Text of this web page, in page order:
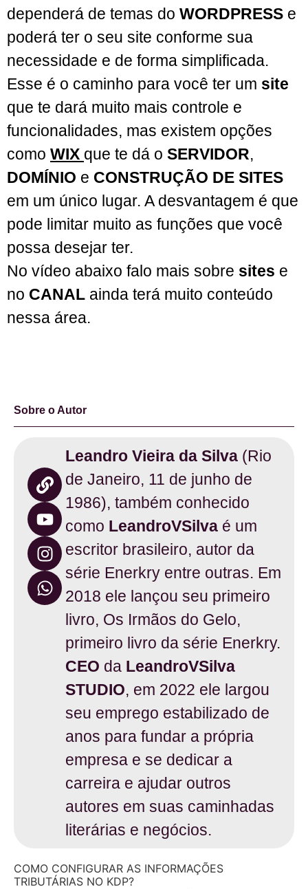
dependerá de temas do WORDPRESS e
poderá ter o seu site conforme sua
necessidade e de forma simplificada.
Esse é o caminho para você ter um site
que te dará muito mais controle e
funcionalidades, mas existem opções
como WIX que te dá o SERVIDOR,
DOMÍNIO e CONSTRUÇÃO DE SITES
em um único lugar. A desvantagem é que
pode limitar muito as funções que você
possa desejar ter.
No vídeo abaixo falo mais sobre sites e
no CANAL ainda terá muito conteúdo
nessa área.
Sobre o Autor
Leandro Vieira da Silva (Rio
de Janeiro, 11 de junho de
1986), também conhecido
como LeandroVSilva é um
escritor brasileiro, autor da
série Enerkry entre outras. Em
2018 ele lançou seu primeiro
livro, Os Irmãos do Gelo,
primeiro livro da série Enerkry.
CEO da LeandroVSilva
STUDIO, em 2022 ele largou
seu emprego estabilizado de
anos para fundar a própria
empresa e se dedicar a
carreira e ajudar outros
autores em suas caminhadas
literárias e negócios.
COMO CONFIGURAR AS INFORMAÇÕES
TRIBUTÁRIAS NO KDP?